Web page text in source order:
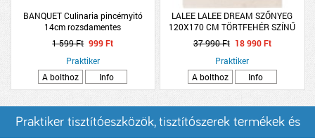
BANQUET Culinaria pincérnyitó
14cm rozsdamentes
1 599 Ft 999 Ft
Praktiker
A bolthoz
Info
LALEE LALEE DREAM SZŐNYEG
120X170 CM TÖRTFEHÉR SZÍNŰ
37 990 Ft 18 990 Ft
Praktiker
A bolthoz
Info
Praktiker tisztítóeszközök, tisztítószerek termékek és